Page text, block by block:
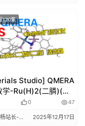
120集
Studio] QMERA
学-Ru(H)2(二膦)(二
物的QMMM几何优
论计算 华算科技
0 47
长-华算科技 2025年12月17日